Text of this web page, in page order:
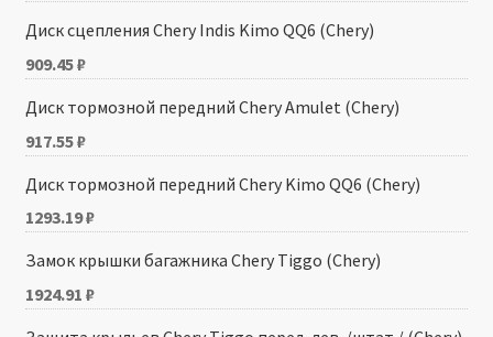
Диск сцепления Chery Indis Kimo QQ6 (Chery)
909.45₽
Диск тормозной передний Chery Amulet (Chery)
917.55₽
Диск тормозной передний Chery Kimo QQ6 (Chery)
1293.19₽
Замок крышки багажника Chery Tiggo (Chery)
1924.91 ₽